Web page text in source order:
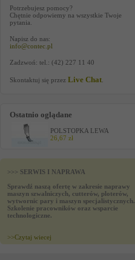
Potrzebujesz pomocy?
Chętnie odpowiemy na wszystkie Twoje
pytania.
Napisz do nas:
info@contec.pl
Zadzwoń: tel.: (42) 227 11 40
Skontaktuj się przez Live Chat
Ostatnio oglądane
POLSTOPKA LEWA
26,67 zł
>>> SERWIS I NAPRAWA
Sprawdź naszą ofertę w zakresie naprawy
maszyn szwalniczych, cutterów, ploterów,
wytwornic pary i maszyn specjalistycznych.
Szkolenie pracowników oraz wsparcie
technologiczne.
>>Czytaj wiecej